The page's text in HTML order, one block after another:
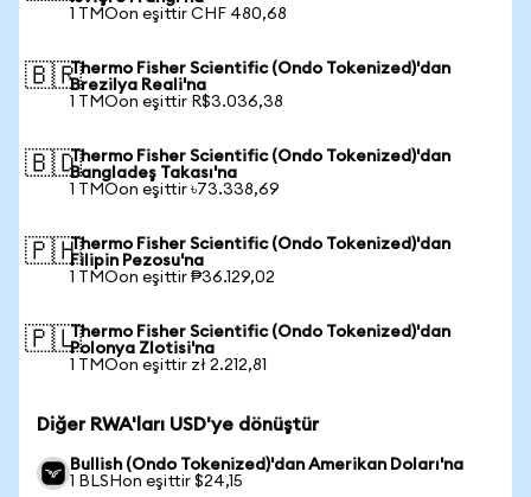
1 TMOon eşittir CHF 480,68
🇧🇷Thermo Fisher Scientific (Ondo Tokenized)'dan
Brezilya Reali'na
1 TMOon eşittir R$3.036,38
🇧🇩Thermo Fisher Scientific (Ondo Tokenized)'dan
Bangladeş Takası'na
1 TMOon eşittir ৳73.338,69
🇵🇭Thermo Fisher Scientific (Ondo Tokenized)'dan
Filipin Pezosu'na
1 TMOon eşittir ₱36.129,02
🇵🇱Thermo Fisher Scientific (Ondo Tokenized)'dan
Polonya Zlotisi'na
1 TMOon eşittir zł 2.212,81
Diğer RWA'ları USD'ye dönüştür
Bullish (Ondo Tokenized)'dan Amerikan Doları'na
1 BLSHon eşittir $24,15